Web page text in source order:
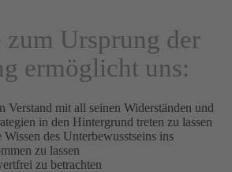
zum Ursprung der
ermöglicht uns:
Verstand mit all seinen Widerständen und
in den Hintergrund treten zu lassen
Wissen des Unterbewusstseins ins
zu lassen
zu betrachten